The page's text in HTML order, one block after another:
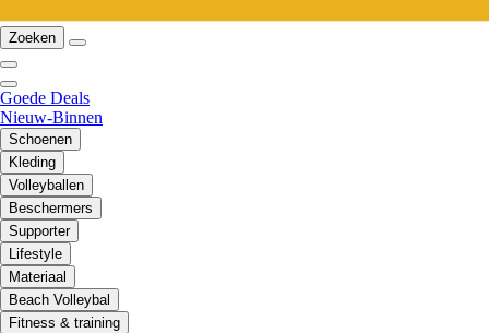
Zoeken
Goede Deals
Nieuw-Binnen
Schoenen
Kleding
Volleyballen
Beschermers
Supporter
Lifestyle
Materiaal
Beach Volleybal
Fitness & training